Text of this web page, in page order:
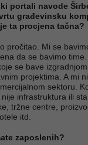
portali navode
građevinsku
ta procjena tačna?
pročitao. Mi se
da se bavimo time.
se bave izgradnjom
projektima. A mi
sektoru.
infrastruktura ili
tržne centre,
itd.
zaposlenih?